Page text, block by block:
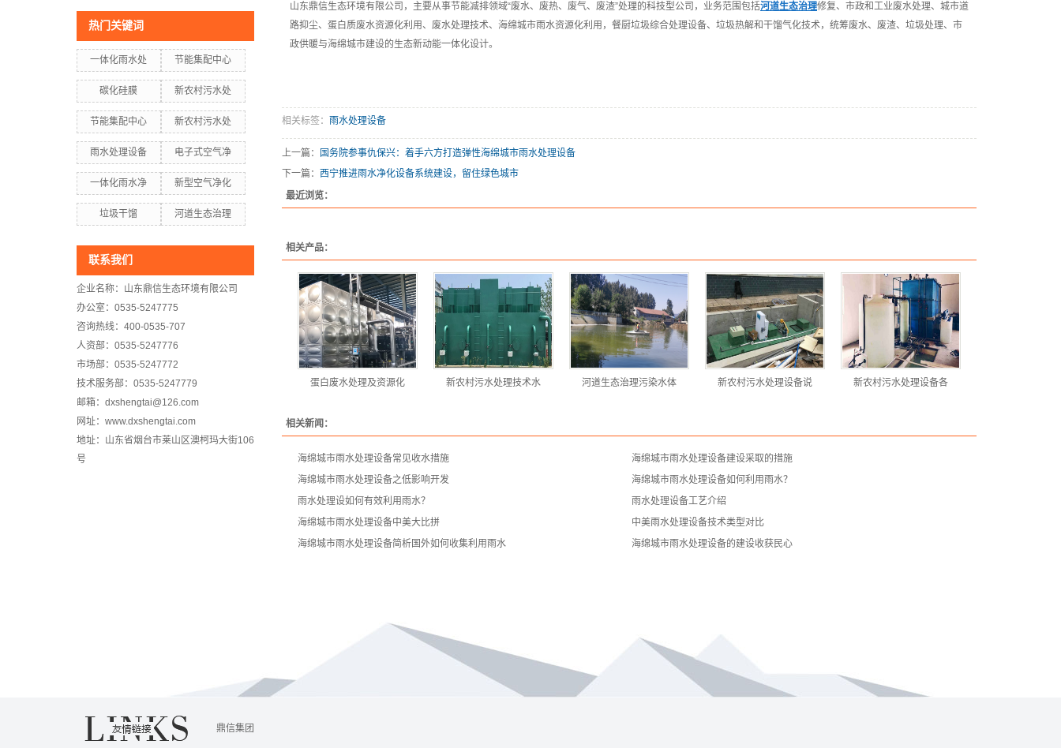
热门关键词
一体化雨水处 节能集配中心
碳化硅膜 新农村污水处
节能集配中心 新农村污水处
雨水处理设备 电子式空气净
一体化雨水净 新型空气净化
垃圾干馏 河道生态治理
联系我们
企业名称：山东鼎信生态环境有限公司
办公室：0535-5247775
咨询热线：400-0535-707
人资部：0535-5247776
市场部：0535-5247772
技术服务部：0535-5247779
邮箱：dxshengtai@126.com
网址：www.dxshengtai.com
地址：山东省烟台市莱山区澳柯玛大街106
号
山东鼎信生态环境有限公司，主要从事节能减排领域“废水、废热、废气、废渣”处理的科技型公司， 业务范围包括河道生态治理修复、市政和工业废水处理、城市道
路抑尘、蛋白质废水资源化利用、废水处理技术、海绵城市雨水资源化利用，餐厨垃圾综合处理设备、垃圾热解和干馏气化技术，统筹废水、废渣、垃圾处理、市
政供暖与海绵城市建设的生态新动能一体化设计。
相关标签： 雨水处理设备
上一篇：
国务院参事仇保兴：着手六方打造弹性海绵城市雨水处理设备
下一篇： 西宁推进雨水净化设备系统建设，留住绿色城市
最近浏览：
相关产品：
蛋白废水处理及资源化 新农村污水处理技术水 河道生态治理污染水体 新农村污水处理设备说 新农村污水处理设备各
相关新闻：
海绵城市雨水处理设备常见收水措施
海绵城市雨水处理设备建设采取的措施
海绵城市雨水处理设备之低影响开发
海绵城市雨水处理设备如何利用雨水？
雨水处理设如何有效利用雨水？
雨水处理设备工艺介绍
海绵城市雨水处理设备中美大比拼
中美雨水处理设备技术类型对比
海绵城市雨水处理设备简析国外如何收集利用雨水
海绵城市雨水处理设备的建设收获民心
鼎信集团